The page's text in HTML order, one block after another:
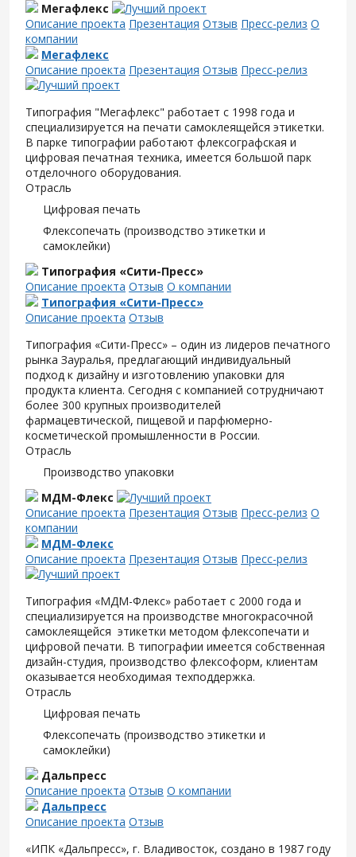
Мегафлекс
Описание проекта Презентация Отзыв Пресс-релиз О
компании
Мегафлекс
Описание проекта Презентация Отзыв Пресс-релиз
Типография "Мегафлекс" работает с 1998 года и
специализируется на печати самоклеящейся этикетки.
В парке типографии работают флексографская и
цифровая печатная техника, имеется большой парк
отделочного оборудования.
Отрасль
Цифровая печать
Флексопечать (производство этикетки и
самоклейки)
Типография «Сити-Пресс»
Описание проекта Отзыв О компании
Типография «Сити-Пресс»
Описание проекта Отзыв
Типография «Сити-Пресс» – один из лидеров печатного
рынка Зауралья, предлагающий индивидуальный
подход к дизайну и изготовлению упаковки для
продукта клиента. Сегодня с компанией сотрудничают
более 300 крупных производителей
фармацевтической, пищевой и парфюмерно-
косметической промышленности в России.
Отрасль
Производство упаковки
МДМ-Флекс
Описание проекта Презентация Отзыв Пресс-релиз О
компании
МДМ-Флекс
Описание проекта Презентация Отзыв Пресс-релиз
Типография «МДМ-Флекс» работает с 2000 года и
специализируется на производстве многокрасочной
самоклеящейся этикетки методом флексопечати и
цифровой печати. В типографии имеется собственная
дизайн-студия, производство флексоформ, клиентам
оказывается необходимая техподдержка.
Отрасль
Цифровая печать
Флексопечать (производство этикетки и
самоклейки)
Дальпресс
Описание проекта Отзыв О компании
Дальпресс
Описание проекта Отзыв
«ИПК «Дальпресс», г. Владивосток, создано в 1987 году